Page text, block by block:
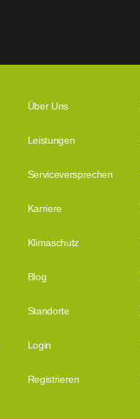
Über Uns
Leistungen
Serviceversprechen
Karriere
Klimaschutz
Blog
Standorte
Login
Registrieren